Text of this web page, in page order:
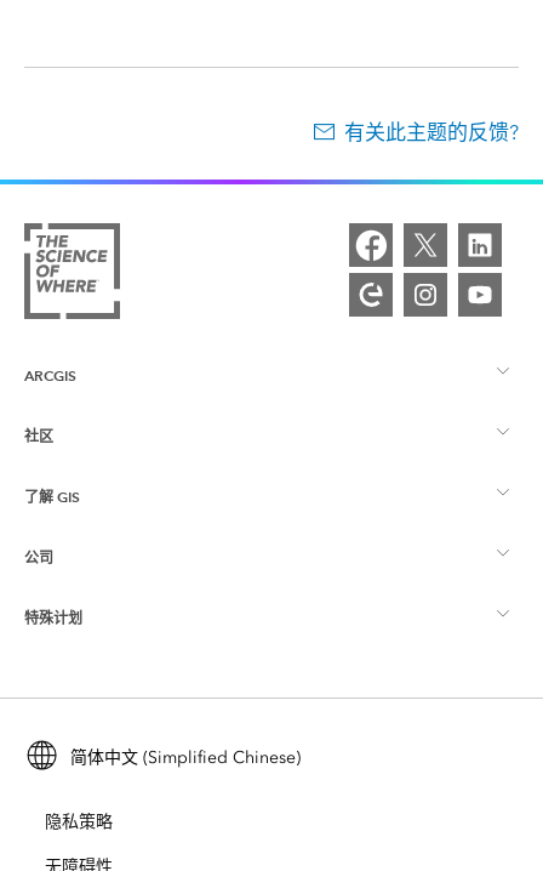
有关此主题的反馈?
ARCGIS
ArcGIS 概览
制图
社区
Esri 社区
ArcGIS 博客
Esri 年轻专家关系网
了解 GIS
什么是 GIS？
位置智能
培训
ArcUser
ArcNews
公司
关于 Esri
招贤纳士
开放视野
特殊计划
ArcGIS for Student Use
保护
简体中文 (Simplified Chinese)
隐私策略
无障碍性